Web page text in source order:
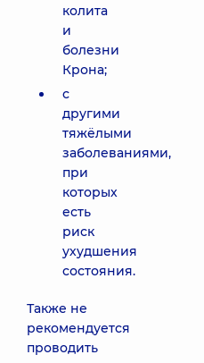
колита
и
болезни
Крона;
с
другими
тяжёлыми
заболеваниями,
при
которых
есть
риск
ухудшения
состояния.
Также не
рекомендуется
проводить